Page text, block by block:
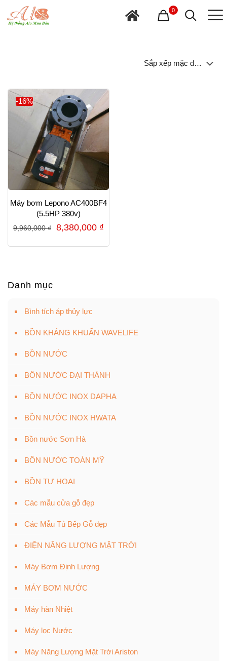
0
-16%
Máy bơm Lepono AC400BF4
(5.5HP 380v)
9,960,000₫
Giá
8,380,000 ₫Giá
Danh mục
Bình tích áp thủy lực
BỒN KHÁNG KHUẨN WAVELIFE
BỒN NƯỚC
BỒN NƯỚC ĐẠI THÀNH
BỒN NƯỚC INOX DAPHA
BỒN NƯỚC INOX HWATA
Bồn nước Sơn Hà
BỒN NƯỚC TOÀN MỸ
BỒN TỰ HOẠI
Các mẫu cửa gỗ đẹp
Các Mẫu Tủ Bếp Gỗ đẹp
ĐIỆN NĂNG LƯỢNG MẶT TRỜI
Máy Bơm Định Lượng
MÁY BƠM NƯỚC
Máy hàn Nhiệt
Máy lọc Nước
Máy Năng Lượng Mặt Trời Ariston